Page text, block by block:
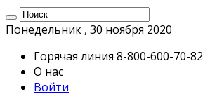
Понедельник , 30 ноября 2020
Горячая линия 8-800-600-70-82
О нас
Войти